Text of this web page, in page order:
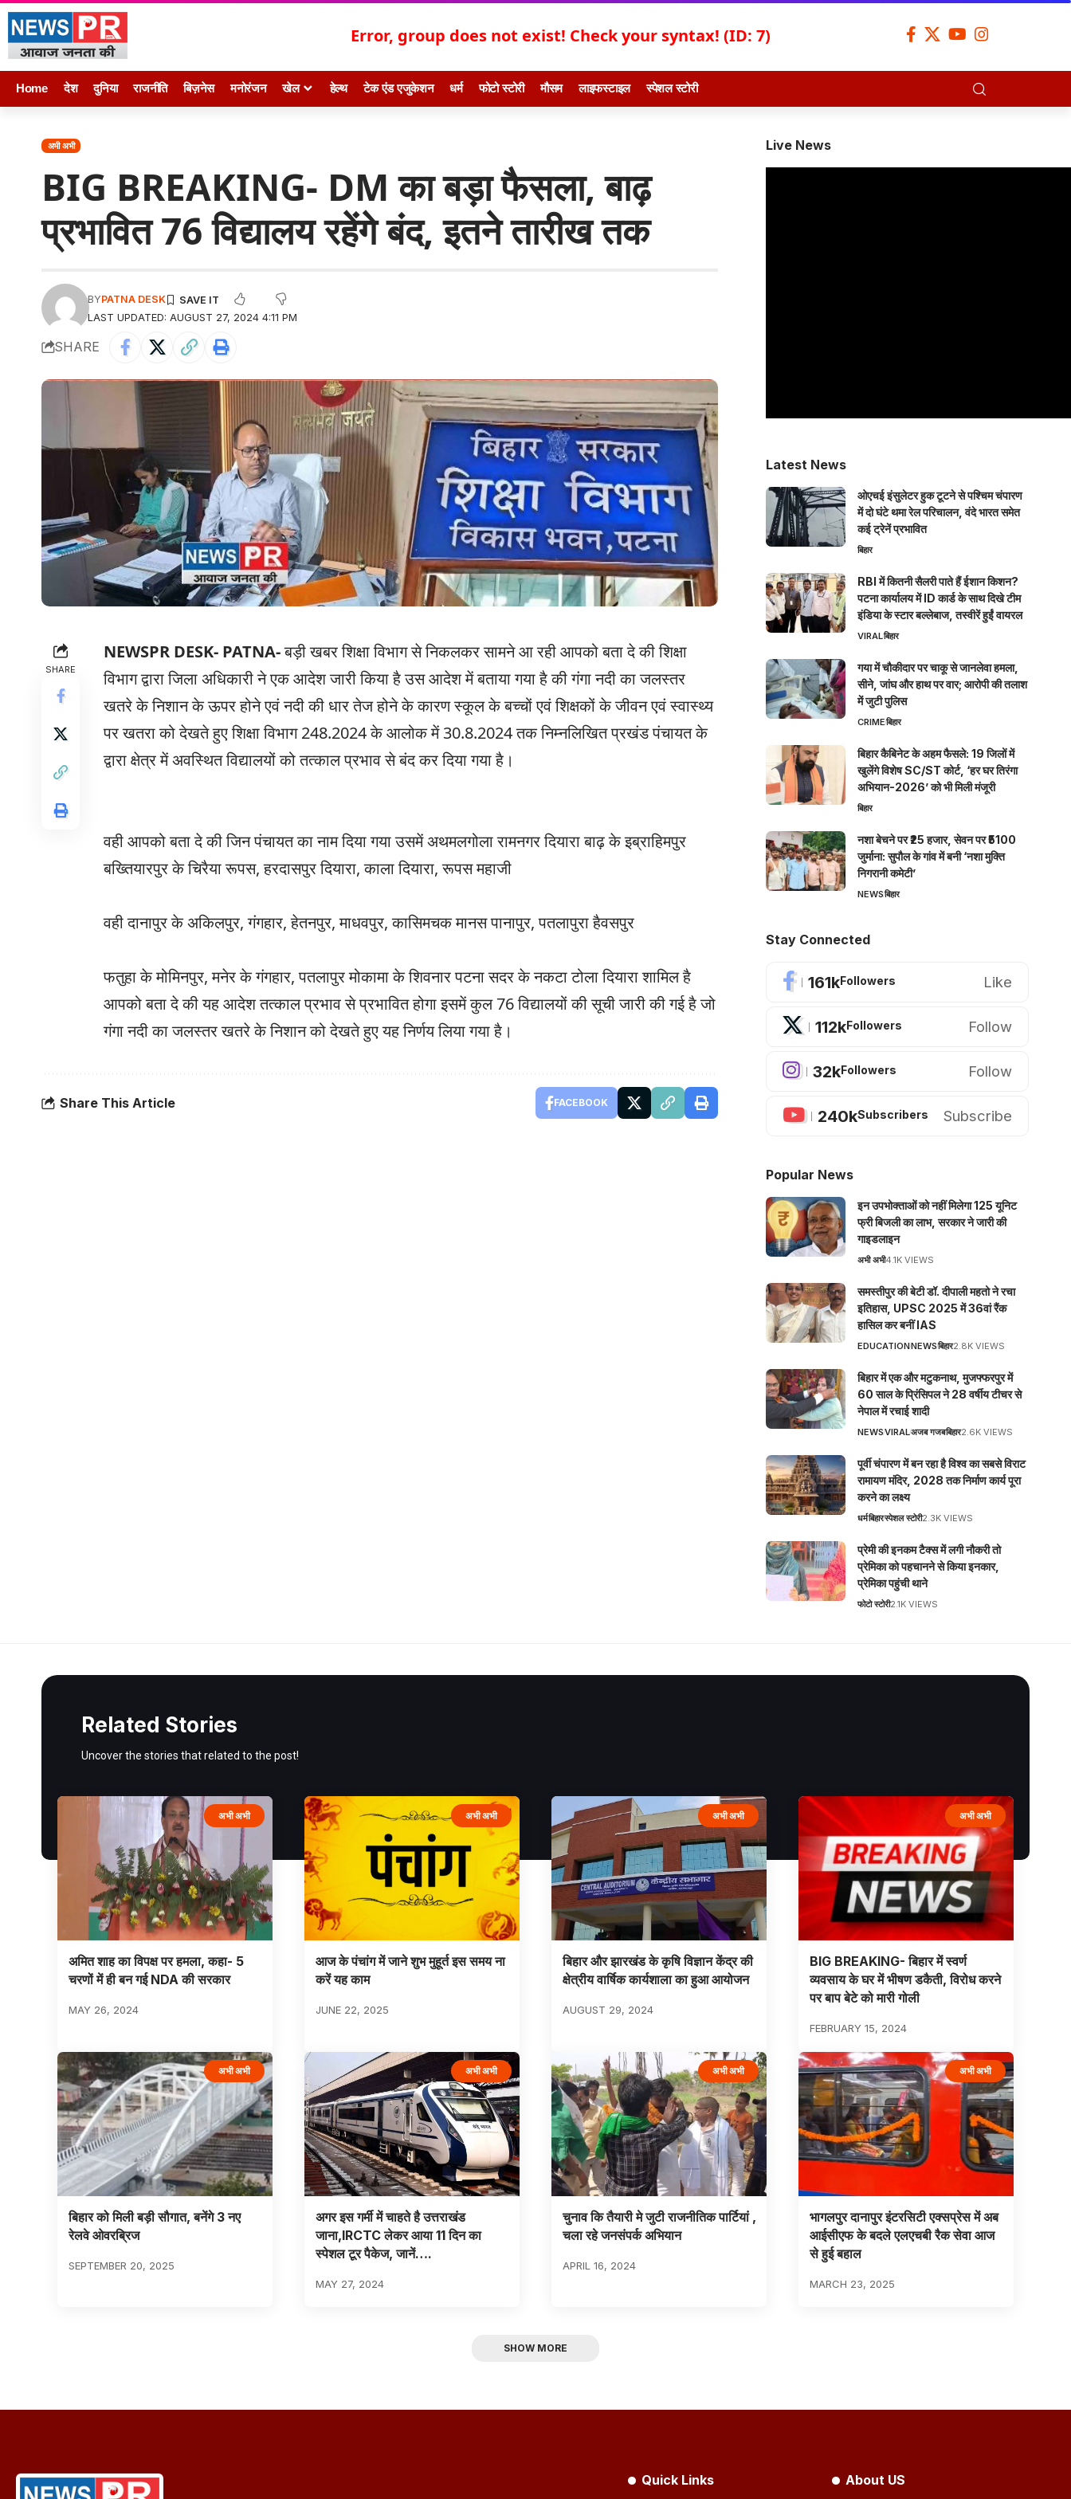
Error, group does not exist! Check your syntax! (ID: 7)
Home देश दुनिया राजनीति बिज़नेस मनोरंजन खेल हेल्थ टेक एंड एजुकेशन धर्म फोटो स्टोरी मौसम लाइफस्टाइल स्पेशल स्टोरी
अभी अभी
BIG BREAKING- DM का बड़ा फैसला, बाढ़
प्रभावित 76 विद्यालय रहेंगे बंद, इतने तारीख तक
LAST UPDATED: AUGUST 27, 2024 4:11 PM
BYPATNA DESK
SHARE
SHARE
NEWSPR DESK- PATNA-बड़ी खबर शिक्षा विभाग से निकलकर सामने आ रही आपको बता दे की शिक्षा
विभाग द्वारा जिला अधिकारी ने एक आदेश जारी किया है उस आदेश में बताया गया है की गंगा नदी का जलस्तर
खतरे के निशान के ऊपर होने एवं नदी की धार तेज होने के कारण स्कूल के बच्चों एवं शिक्षकों के जीवन एवं स्वास्थ्य
पर खतरा को देखते हुए शिक्षा विभाग 248.2024 के आलोक में 30.8.2024 तक निम्नलिखित प्रखंड पंचायत के
द्वारा क्षेत्र में अवस्थित विद्यालयों को तत्काल प्रभाव से बंद कर दिया गया है।
वही आपको बता दे की जिन पंचायत का नाम दिया गया उसमें अथमलगोला रामनगर दियारा बाढ़ के इब्राहिमपुर
बख्तियारपुर के चिरैया रूपस, हरदासपुर दियारा, काला दियारा, रूपस महाजी
वही दानापुर के अकिलपुर, गंगहार, हेतनपुर, माधवपुर, कासिमचक मानस पानापुर, पतलापुरा हैवसपुर
फतुहा के मोमिनपुर, मनेर के गंगहार, पतलापुर मोकामा के शिवनार पटना सदर के नकटा टोला दियारा शामिल है
आपको बता दे की यह आदेश तत्काल प्रभाव से प्रभावित होगा इसमें कुल 76 विद्यालयों की सूची जारी की गई है जो
गंगा नदी का जलस्तर खतरे के निशान को देखते हुए यह निर्णय लिया गया है।
Share This Article FACEBOOK
Live News
Latest News
ओएचई इंसुलेटर हुक टूटने से पश्चिम चंपारण
में दो घंटे थमा रेल परिचालन, वंदे भारत समेत
कई ट्रेनें प्रभावित
बिहार
RBI में कितनी सैलरी पाते हैं ईशान किशन?
पटना कार्यालय में ID कार्ड के साथ दिखे टीम
इंडिया के स्टार बल्लेबाज, तस्वीरें हुईं वायरल
VIRALबिहार
गया में चौकीदार पर चाकू से जानलेवा हमला,
सीने, जांघ और हाथ पर वार; आरोपी की तलाश
में जुटी पुलिस
CRIMEबिहार
बिहार कैबिनेट के अहम फैसले: 19 जिलों में
खुलेंगे विशेष SC/ST कोर्ट, ‘हर घर तिरंगा
अभियान-2026’ को भी मिली मंजूरी
बिहार
नशा बेचने पर ₹25 हजार, सेवन पर ₹5100
जुर्माना: सुपौल के गांव में बनी ‘नशा मुक्ति
निगरानी कमेटी’
NEWSबिहार
Stay Connected
161kFollowers Like
112kFollowers Follow
32kFollowers Follow
240kSubscribers Subscribe
Popular News
इन उपभोक्ताओं को नहीं मिलेगा 125 यूनिट
फ्री बिजली का लाभ, सरकार ने जारी की
गाइडलाइन
अभी अभी4.1K VIEWS
समस्तीपुर की बेटी डॉ. दीपाली महतो ने रचा
इतिहास, UPSC 2025 में 36वां रैंक
हासिल कर बनीं IAS
EDUCATIONNEWSबिहार2.8K VIEWS
बिहार में एक और मटुकनाथ, मुजफ्फरपुर में
60 साल के प्रिंसिपल ने 28 वर्षीय टीचर से
नेपाल में रचाई शादी
NEWSVIRALअजब गजबबिहार2.6K VIEWS
पूर्वी चंपारण में बन रहा है विश्व का सबसे विराट
रामायण मंदिर, 2028 तक निर्माण कार्य पूरा
करने का लक्ष्य
धर्मबिहारस्पेशल स्टोरी2.3K VIEWS
प्रेमी की इनकम टैक्स में लगी नौकरी तो
प्रेमिका को पहचानने से किया इनकार,
प्रेमिका पहुंची थाने
फोटो स्टोरी2.1K VIEWS
Related Stories
Uncover the stories that related to the post!
अभी अभी
अमित शाह का विपक्ष पर हमला, कहा- 5
चरणों में ही बन गई NDA की सरकार
MAY 26, 2024
अभी अभी
आज के पंचांग में जाने शुभ मुहूर्त इस समय ना
करें यह काम
JUNE 22, 2025
अभी अभी
बिहार और झारखंड के कृषि विज्ञान केंद्र की
क्षेत्रीय वार्षिक कार्यशाला का हुआ आयोजन
AUGUST 29, 2024
अभी अभी
BIG BREAKING- बिहार में स्वर्ण
व्यवसाय के घर में भीषण डकैती, विरोध करने
पर बाप बेटे को मारी गोली
FEBRUARY 15, 2024
अभी अभी
बिहार को मिली बड़ी सौगात, बनेंगे 3 नए
रेलवे ओवरब्रिज
SEPTEMBER 20, 2025
अभी अभी
अगर इस गर्मी में चाहते है उत्तराखंड
जाना,IRCTC लेकर आया 11 दिन का
स्पेशल टूर पैकेज, जानें….
MAY 27, 2024
अभी अभी
चुनाव कि तैयारी मे जुटी राजनीतिक पार्टियां ,
चला रहे जनसंपर्क अभियान
APRIL 16, 2024
अभी अभी
भागलपुर दानापुर इंटरसिटी एक्सप्रेस में अब
आईसीएफ के बदले एलएचबी रैक सेवा आज
से हुई बहाल
MARCH 23, 2025
SHOW MORE
Quick Links About US